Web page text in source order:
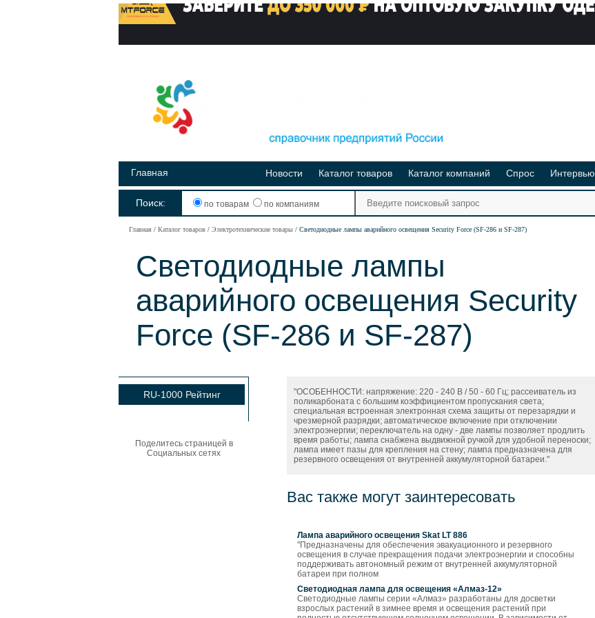
Главная Новости Каталог товаров Каталог компаний Спрос Интервью
Поиск: по товарам по компаниям
Главная Каталог товаров Электротехнические товары Светодиодные лампы аварийного освещения Security Force (SF-286 и SF-287)
Светодиодные лампы
аварийного освещения Security
Force (SF-286 и SF-287)
RU-1000 Рейтинг
Поделитесь страницей в
Социальных сетях
"ОСОБЕННОСТИ: напряжение: 220 - 240 В / 50 - 60 Гц; рассеиватель из
поликарбоната с большим коэффициентом пропускания света;
специальная встроенная электронная схема защиты от перезарядки и
чрезмерной разрядки; автоматическое включение при отключении
электроэнергии; переключатель на одну - две лампы позволяет продлить
время работы; лампа снабжена выдвижной ручкой для удобной переноски;
лампа имеет пазы для крепления на стену; лампа предназначена для
резервного освещения от внутренней аккумуляторной батареи."
Вас также могут заинтересовать
Лампа аварийного освещения Skat LT 886
"Предназначены для обеспечения эвакуационного и резервного
освещения в случае прекращения подачи электроэнергии и способны
поддерживать автономный режим от внутренней аккумуляторной
батареи при полном
Светодиодная лампа для освещения «Алмаз-12»
Светодиодные лампы серии «Алмаз» разработаны для досветки
взрослых растений в зимнее время и освещения растений при